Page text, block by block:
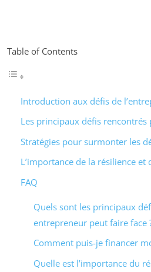
Table of Contents
Introduction aux défis de
Les principaux défis rencontrés
Stratégies pour surmonter les
L’importance de la résilience et
FAQ
Quels sont les principaux
entrepreneur peut faire face
Comment puis-je financer
Quelle est l’importance du